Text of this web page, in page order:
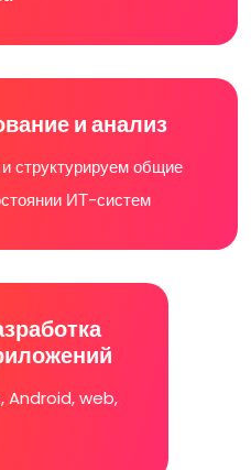
и анализ
структурируем общие
ИТ-систем
Android, web,